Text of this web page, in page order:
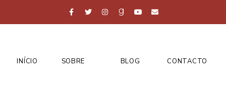
INÍCIO SOBRE BLOG CONTACTO